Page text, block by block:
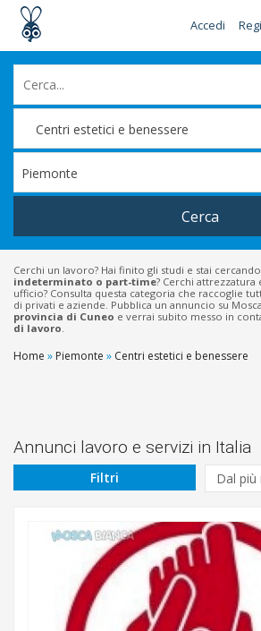
Accedi
Centri estetici e benessere
Piemonte
Cerca
Cerchi un lavoro? Hai finito gli studi e stai
indeterminato o part-time? Cerchi
ufficio? Consulta questa categoria che raccoglie
di privati e aziende. Pubblica un annuncio su
provincia di Cuneo e verrai subito messo in
di lavoro.
€
Attività
Home » Piemonte » Centri estetici e benessere
Annunci lavoro e servizi in Italia
Filtri